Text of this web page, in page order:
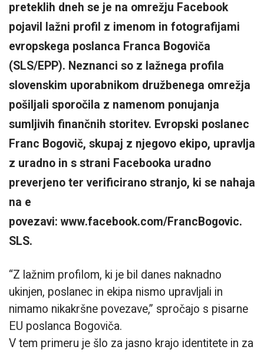
preteklih dneh se je na omrežju Facebook
pojavil lažni profil z imenom in fotografijami
evropskega poslanca Franca Bogoviča
(SLS/EPP). Neznanci so z lažnega profila
slovenskim uporabnikom družbenega omrežja
pošiljali sporočila z namenom ponujanja
sumljivih finančnih storitev. Evropski poslanec
Franc Bogovič, skupaj z njegovo ekipo, upravlja
z uradno in s strani Facebooka uradno
preverjeno ter verificirano stranjo, ki se nahaja
na e
povezavi: www.facebook.com/FrancBogovic.
SLS.
“Z lažnim profilom, ki je bil danes naknadno
ukinjen, poslanec in ekipa nismo upravljali in
nimamo nikakršne povezave,” spročajo s pisarne
EU poslanca Bogoviča.
V tem primeru je šlo za jasno krajo identitete in za